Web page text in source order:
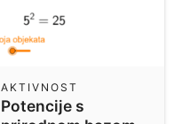
Potencije s
AKTIVNOST